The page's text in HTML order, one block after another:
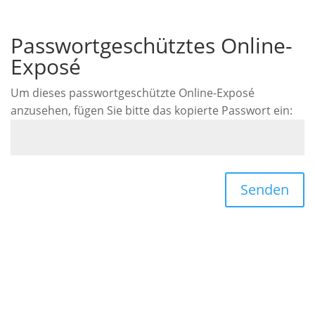
Passwortgeschütztes Online-
Exposé
Um dieses passwortgeschützte Online-Exposé
anzusehen, fügen Sie bitte das kopierte Passwort ein:
Senden